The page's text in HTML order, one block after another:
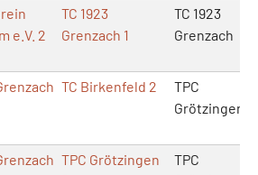
e.V. 2
TC 1923
Grenzach 1
TC 1923
Grenzach
TC Birkenfeld 2
TPC
Grötzingen
TPC Grötzingen
TPC